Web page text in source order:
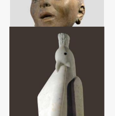
Диззи Гиллеспи Из цикла
«Импровизация в джазовом
Дамир Рузыбаев
Холст, масло Шамот, ангобы,
роспись - 1993 год